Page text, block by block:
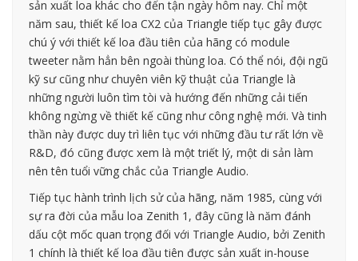
sản xuất loa khác cho đến tận ngày hôm nay. Chỉ một
năm sau, thiết kế loa CX2 của Triangle tiếp tục gây được
chú ý với thiết kế loa đầu tiên của hãng có module
tweeter nằm hẳn bên ngoài thùng loa. Có thể nói, đội ngũ
kỹ sư cũng như chuyên viên kỹ thuật của Triangle là
những người luôn tìm tòi và hướng đến những cải tiến
không ngừng về thiết kế cũng như công nghệ mới. Và tinh
thần này được duy trì liên tục với những đầu tư rất lớn về
R&D, đó cũng được xem là một triết lý, một di sản làm
nên tên tuổi vững chắc của Triangle Audio.
Tiếp tục hành trình lịch sử của hãng, năm 1985, cùng với
sự ra đời của mẫu loa Zenith 1, đây cũng là năm đánh
dấu cột mốc quan trọng đối với Triangle Audio, bởi Zenith
1 chính là thiết kế loa đầu tiên được sản xuất in-house